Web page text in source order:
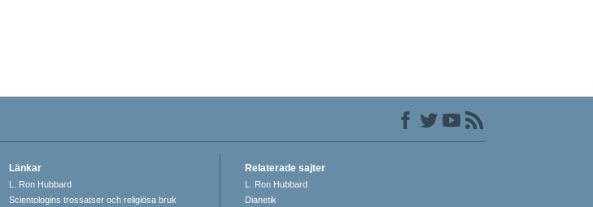
Länkar
L. Ron Hubbard
Scientologins trossatser och religiösa bruk
Relaterade sajter
L. Ron Hubbard
Dianetik